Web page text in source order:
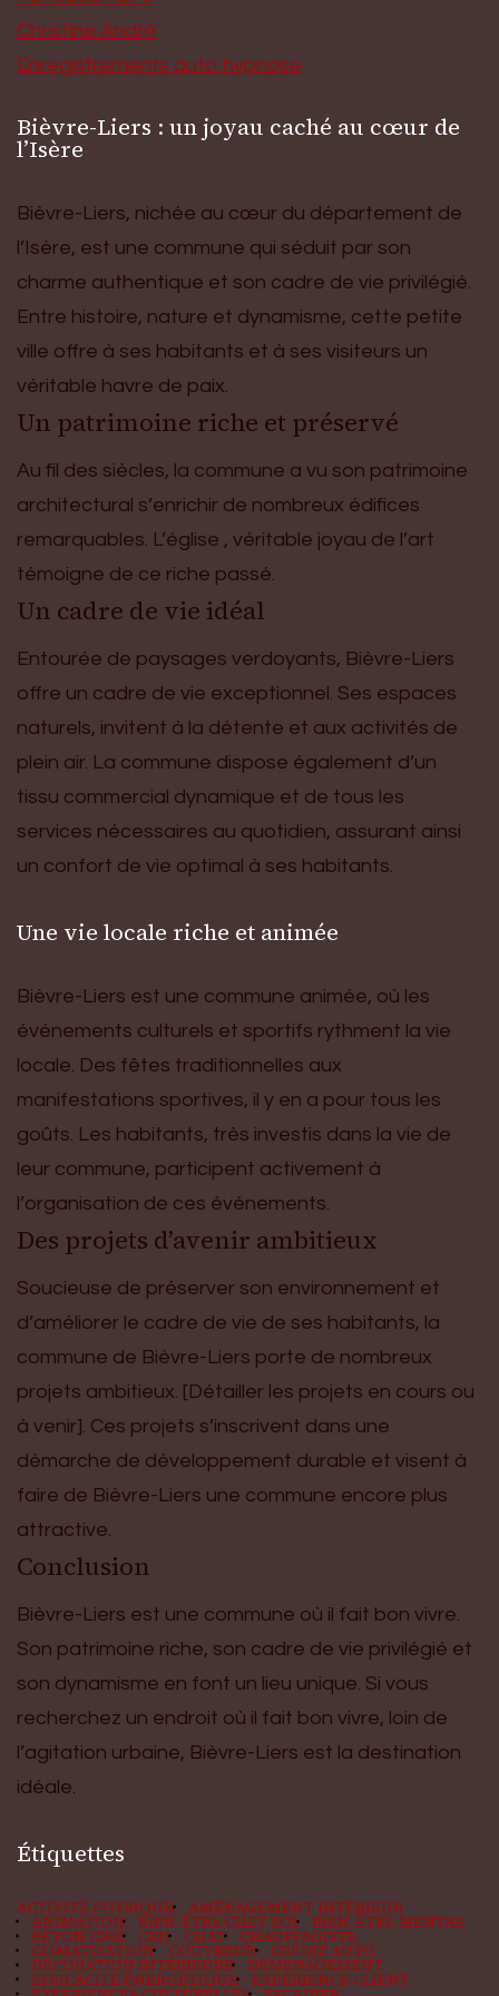
Christine André
Enregistrements auto hypnose
Bièvre-Liers : un joyau caché au cœur de
l’Isère
Bièvre-Liers, nichée au cœur du département de
l’Isère, est une commune qui séduit par son
charme authentique et son cadre de vie privilégié.
Entre histoire, nature et dynamisme, cette petite
ville offre à ses habitants et à ses visiteurs un
véritable havre de paix.
Un patrimoine riche et préservé
Au fil des siècles, la commune a vu son patrimoine
architectural s’enrichir de nombreux édifices
remarquables. L’église , véritable joyau de l’art
témoigne de ce riche passé.
Un cadre de vie idéal
Entourée de paysages verdoyants, Bièvre-Liers
offre un cadre de vie exceptionnel. Ses espaces
naturels, invitent à la détente et aux activités de
plein air. La commune dispose également d’un
tissu commercial dynamique et de tous les
services nécessaires au quotidien, assurant ainsi
un confort de vie optimal à ses habitants.
Une vie locale riche et animée
Bièvre-Liers est une commune animée, où les
événements culturels et sportifs rythment la vie
locale. Des fêtes traditionnelles aux
manifestations sportives, il y en a pour tous les
goûts. Les habitants, très investis dans la vie de
leur commune, participent activement à
l’organisation de ces événements.
Des projets d’avenir ambitieux
Soucieuse de préserver son environnement et
d’améliorer le cadre de vie de ses habitants, la
commune de Bièvre-Liers porte de nombreux
projets ambitieux. [Détailler les projets en cours ou
à venir]. Ces projets s’inscrivent dans une
démarche de développement durable et visent à
faire de Bièvre-Liers une commune encore plus
attractive.
Conclusion
Bièvre-Liers est une commune où il fait bon vivre.
Son patrimoine riche, son cadre de vie privilégié et
son dynamisme en font un lieu unique. Si vous
recherchez un endroit où il fait bon vivre, loin de
l’agitation urbaine, Bièvre-Liers est la destination
idéale.
Étiquettes
ACTIVITÉ PHYSIQUE AMÉNAGEMENT INTÉRIEUR
ANIMATION BIEN-ÊTRE CHEZ SOI BIEN-ÊTRE MENTAL
BÉTON CIRÉ CBD CHAT CHAUFFAGISTE
CLIMATISATION COUVREUR CRÉDIT AUTO
DÉCORATION INTÉRIEURE DÉMÉNAGEMENT
EFFICACITÉ ÉNERGÉTIQUE EXPÉRIENCE CLIENT